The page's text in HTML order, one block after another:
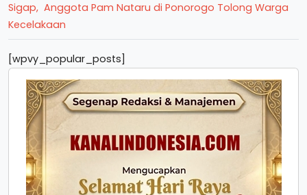
Sigap, Anggota Pam Nataru di Ponorogo Tolong Warga
Kecelakaan
[wpvy_popular_posts]